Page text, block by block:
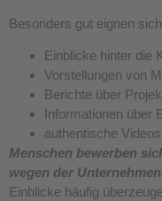
Besonders gut eignen
Einblicke hinter die
Vorstellungen von
Berichte über
Informationen über
authentische
Menschen bewerben
wegen der
Einblicke häufig